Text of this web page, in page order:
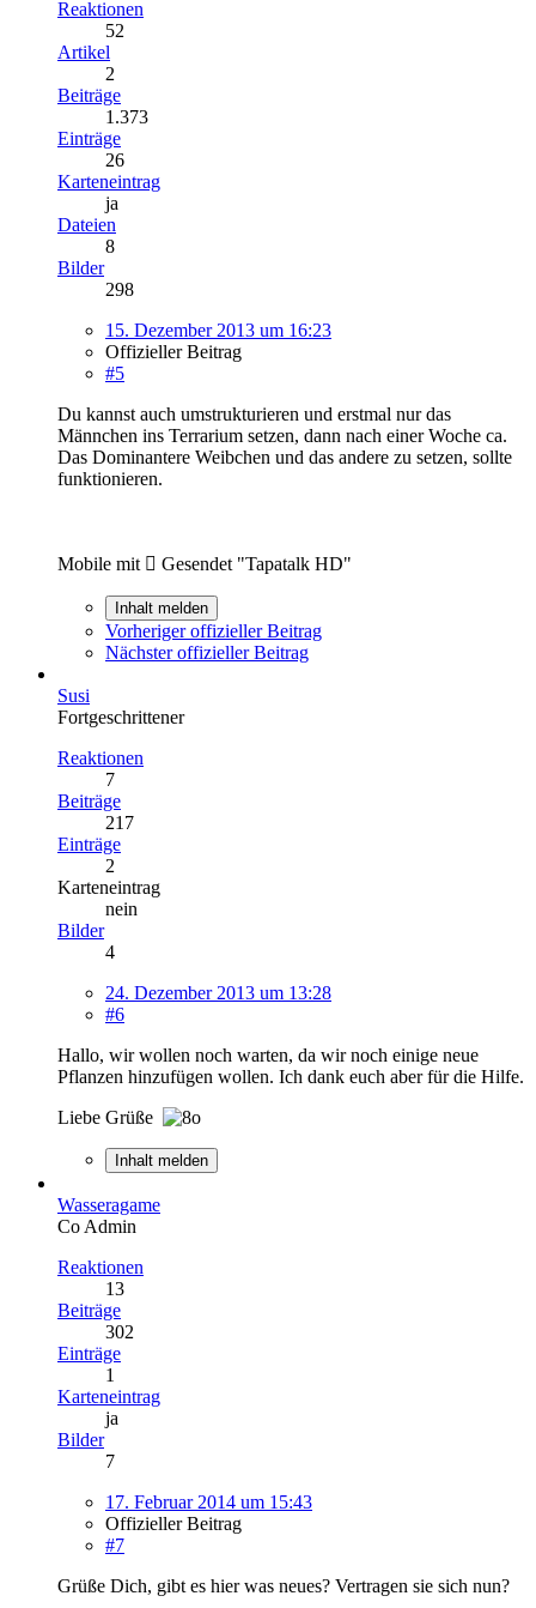
Reaktionen
52
Artikel
2
Beiträge
1.373
Einträge
26
Karteneintrag
ja
Dateien
8
Bilder
298
15. Dezember 2013 um 16:23
Offizieller Beitrag
#5
Du kannst auch umstrukturieren und erstmal nur das
Männchen ins Terrarium setzen, dann nach einer Woche ca.
Das Dominantere Weibchen und das andere zu setzen, sollte
funktionieren.
Mobile mit  Gesendet "Tapatalk HD"
Inhalt melden
Vorheriger offizieller Beitrag
Nächster offizieller Beitrag
Susi
Fortgeschrittener
Reaktionen
7
Beiträge
217
Einträge
2
Karteneintrag
nein
Bilder
4
24. Dezember 2013 um 13:28
#6
Hallo, wir wollen noch warten, da wir noch einige neue
Pflanzen hinzufügen wollen. Ich dank euch aber für die Hilfe.
Liebe Grüße
Inhalt melden
Wasseragame
Co Admin
Reaktionen
13
Beiträge
302
Einträge
1
Karteneintrag
ja
Bilder
7
17. Februar 2014 um 15:43
Offizieller Beitrag
#7
Grüße Dich, gibt es hier was neues? Vertragen sie sich nun?